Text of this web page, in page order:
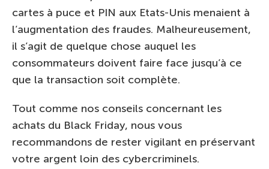
cartes à puce et PIN aux Etats-Unis menaient à
l’augmentation des fraudes. Malheureusement,
il s’agit de quelque chose auquel les
consommateurs doivent faire face jusqu’à ce
que la transaction soit complète.
Tout comme nos conseils concernant les
achats du Black Friday, nous vous
recommandons de rester vigilant en préservant
votre argent loin des cybercriminels.